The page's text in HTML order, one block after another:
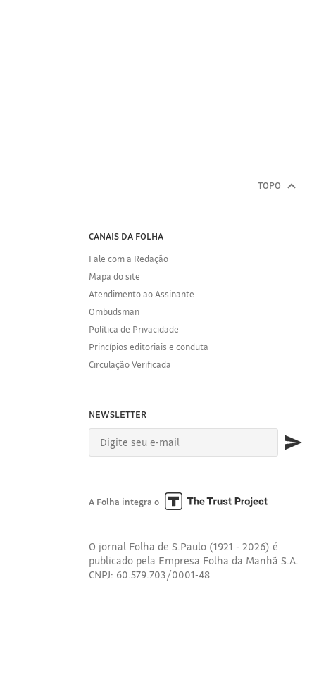
TOPO
CANAIS DA FOLHA
Fale com a Redação
Mapa do site
Atendimento ao Assinante
Ombudsman
Política de Privacidade
Princípios editoriais e conduta
Circulação Verificada
NEWSLETTER
A Folha integra o
O jornal Folha de S.Paulo (1921 - 2026) é
publicado pela Empresa Folha da Manhã S.A.
CNPJ: 60.579.703/0001-48